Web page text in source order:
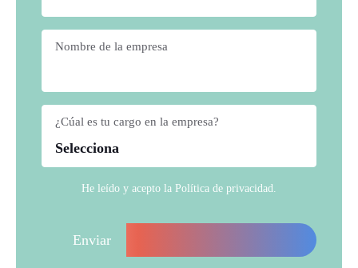
Nombre de la empresa
¿Cúal es tu cargo en la empresa?
He leído y acepto la Política de privacidad